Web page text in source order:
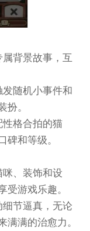
背景故事，互
随机小事件和
扮。
格合拍的猫
碑和等级。
、装饰和设
受游戏乐趣。
节逼真，无论
满满的治愈力。